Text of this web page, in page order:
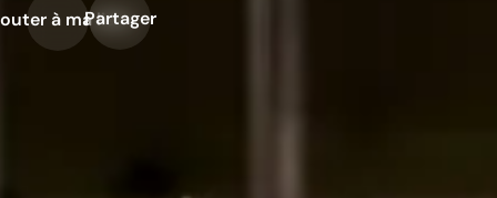
à ma liste
Partager